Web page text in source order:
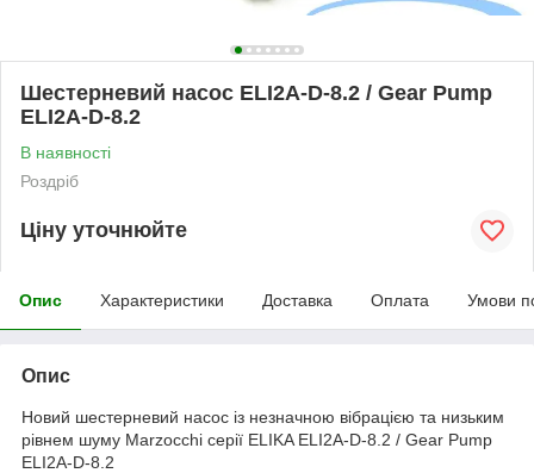
Шестерневий насос ELI2A-D-8.2 / Gear Pump
ELI2A-D-8.2
В наявності
Роздріб
Ціну уточнюйте
Опис Характеристики Доставка Оплата Умови
Опис
Новий шестерневий насос із незначною вібрацією та низьким
рівнем шуму Marzocchi серії ELIKA ELI2A-D-8.2 / Gear Pump
ELI2A-D-8.2